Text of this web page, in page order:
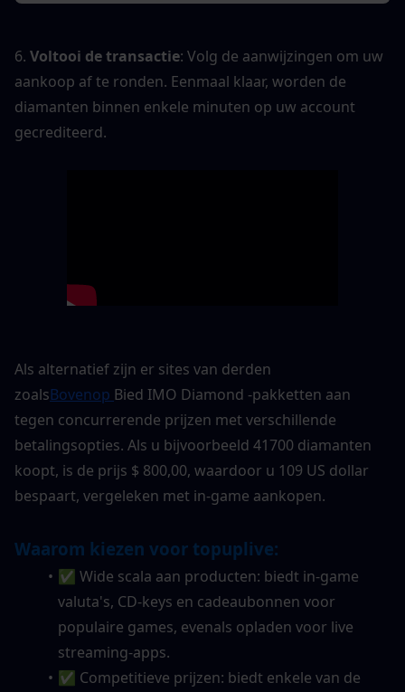
6. Voltooi de transactie: Volg de aanwijzingen om uw
aankoop af te ronden. Eenmaal klaar, worden de
diamanten binnen enkele minuten op uw account
gecrediteerd.
Als alternatief zijn er sites van derden
zoalsBovenop Bied IMO Diamond -pakketten aan
tegen concurrerende prijzen met verschillende
betalingsopties. Als u bijvoorbeeld 41700 diamanten
koopt, is de prijs $ 800,00, waardoor u 109 US dollar
bespaart, vergeleken met in-game aankopen.
Waarom kiezen voor topuplive:
✅ Wide scala aan producten: biedt in-game
valuta's, CD-keys en cadeaubonnen voor
populaire games, evenals opladen voor live
streaming-apps.
✅ Competitieve prijzen: biedt enkele van de